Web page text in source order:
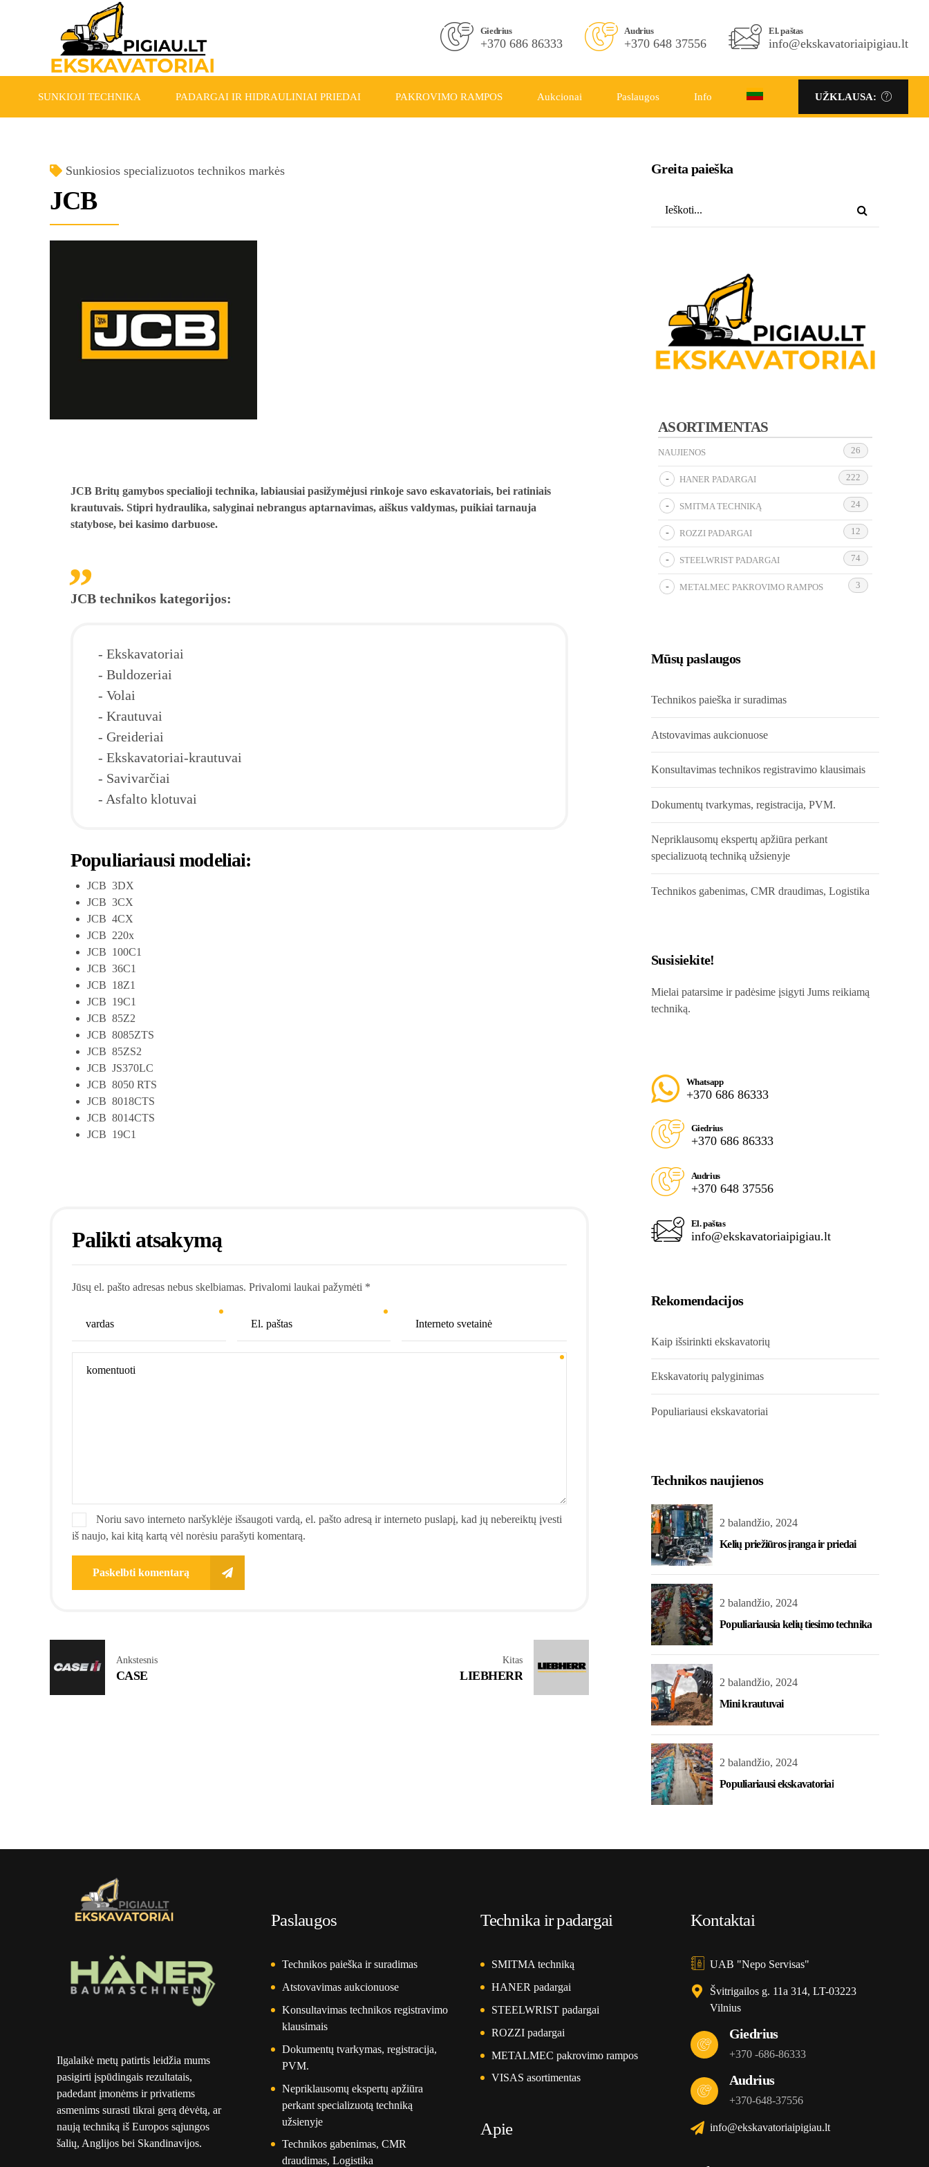
Telefono Nr.
+370 686 86333
El. paštas
info@ekskavatoriaipigiau.lt
UŽKLAUSA:
Giedrius
+370 686 86333
Audrius
+370 648 37556
El. paštas
info@ekskavatoriaipigiau.lt
UŽKLAUSA:
SUNKIOJI TECHNIKA PADARGAI IR HIDRAULINIAI PRIEDAI PAKROVIMO RAMPOS Aukcionai Paslaugos Info
Sunkiosios specializuotos technikos markės
JCB
JCB Britų gamybos specialioji technika, labiausiai pasižymėjusi rinkoje savo eskavatoriais, bei ratiniais
krautuvais. Stipri hydraulika, salyginai nebrangus aptarnavimas, aiškus valdymas, puikiai tarnauja
statybose, bei kasimo darbuose.
JCB technikos kategorijos:
- Ekskavatoriai
- Buldozeriai
- Volai
- Krautuvai
- Greideriai
- Ekskavatoriai-krautuvai
- Savivarčiai
Populiariausi modeliai:
JCB 3DX
JCB 3CX
JCB 4CX
JCB 220x
JCB 100C1
JCB 36C1
JCB 18Z1
JCB 19C1
JCB 85Z2
JCB 8085ZTS
JCB 85ZS2
JCB JS370LC
JCB 8050 RTS
JCB 8018CTS
JCB 8014CTS
JCB 19C1
Palikti atsakymą
Jūsų el. pašto adresas nebus skelbiamas. Privalomi laukai pažymėti *
Noriu savo interneto naršyklėje išsaugoti vardą, el. pašto adresą ir interneto puslapį, kad jų nebereiktų įvesti
iš naujo, kai kitą kartą vėl norėsiu parašyti komentarą.
Paskelbti komentarą
Ankstesnis
CASE
Kitas
LIEBHERR
Greita paieška
ASORTIMENTAS
NAUJIENOS 26
HANER PADARGAI 222
SMITMA TECHNIKĄ 24
ROZZI PADARGAI 12
STEELWRIST PADARGAI 74
METALMEC PAKROVIMO RAMPOS 3
Mūsų paslaugos
Technikos paieška ir suradimas
Atstovavimas aukcionuose
Konsultavimas technikos registravimo klausimais
Dokumentų tvarkymas, registracija, PVM.
Nepriklausomų ekspertų apžiūra perkant
specializuotą techniką užsienyje
Technikos gabenimas, CMR draudimas, Logistika
Susisiekite!
Mielai patarsime ir padėsime įsigyti Jums reikiamą
techniką.
Whatsapp
+370 686 86333
Giedrius
+370 686 86333
Audrius
+370 648 37556
El. paštas
info@ekskavatoriaipigiau.lt
Rekomendacijos
Kaip išsirinkti ekskavatorių
Ekskavatorių palyginimas
Populiariausi ekskavatoriai
Technikos naujienos
2 balandžio, 2024
Kelių priežiūros įranga ir priedai
2 balandžio, 2024
Populiariausia kelių tiesimo technika
2 balandžio, 2024
Mini krautuvai
2 balandžio, 2024
Populiariausi ekskavatoriai
Ilgalaikė metų patirtis leidžia mums
pasigirti įspūdingais rezultatais,
padedant įmonėms ir privatiems
asmenims surasti tikrai gerą dėvėtą, ar
naują techniką iš Europos sąjungos
šalių, Anglijos bei Skandinavijos.
Paslaugos
Technikos paieška ir suradimas
Atstovavimas aukcionuose
Konsultavimas technikos registravimo
klausimais
Dokumentų tvarkymas, registracija,
PVM.
Nepriklausomų ekspertų apžiūra
perkant specializuotą techniką
užsienyje
Technikos gabenimas, CMR
draudimas, Logistika
Technika ir padargai
SMITMA techniką
HANER padargai
STEELWRIST padargai
ROZZI padargai
METALMEC pakrovimo rampos
VISAS asortimentas
Apie
Kontaktai
UAB "Nepo Servisas"
Švitrigailos g. 11a 314, LT-03223
Vilnius
Giedrius
+370 -686-86333
Audrius
+370-648-37556
info@ekskavatoriaipigiau.lt